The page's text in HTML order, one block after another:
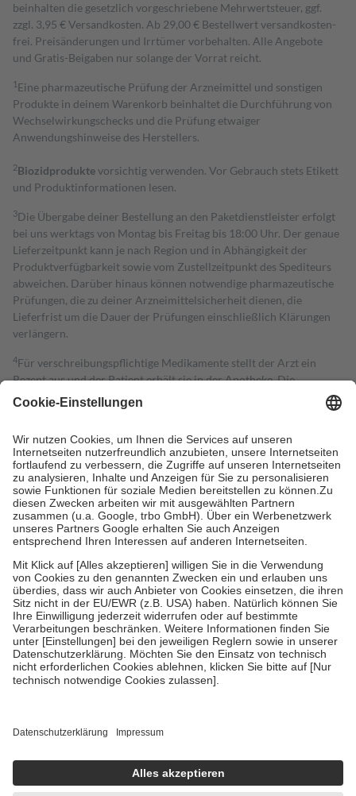
beinhalten die gesetzlich vorgeschriebene Mehrwertsteuer, ggf.
zzgl. 3,95 € Versandkosten. Ab 29,00 € Bestell­wert versand­kosten­
frei. Preisänderungen und Irrtümer vorbehalten. Alle Angebote
und Gratis-Beigaben nur solange der Vorrat reicht.
1 Eine pharmazeutische Prüfung der Arzneimittel und sonstigen
Produkte in deinem Warenkorb beinhaltet die Durchführung von
Wechselwirkungschecks und die Prüfung etwaiger
Anwendungshinweise des Herstellers.
2Biozidproduktevorsichtig verwenden. Vor Gebrauch stets Etikett
und Produktinformationen lesen.
3Die Übergabe deiner Bestellung an den Paketdienstleister erfolgt
bei uns werktags von Montag bis Freitag bis 18:00 Uhr. Der genaue
Lieferzeitpunkt kann je nach Region und in Abhängigkeit der
Produktverfügbarkeit sowie vom Zustellzeitpunkt des Spediteurs
abweichen. Darüber hinaus können notwendige pharmazeutische
Prüfungen, die zu deiner Arzneimittelsicherheit dienen, die
Lieferfrist um die Dauer der Prüfungen einschließlich Klärungen
verlängern.
4Für verschreibungspflichtige Medikamente stellt der Arzt ein
Rezept aus und der Patient erhält sie in der Apotheke. Die
gesetzliche Krankenversicherung übernimmt in der Regel die
Kosten dafür, der Versicherte trägt einen Teil davon als Zuzahlung
Grundsätzlich leisten Mitglieder Zuzahlungen in Höhe von zehn
Prozent des Abgabepreises,mindestens jedochfünf Euround
höchstens zehn Euro.Es sind jedoch nie mehr als die tatsächlichen
Kosten der Leistung zu entrichten.
Diese Regeln gelten grundsätzlich auch für Online-Apotheken.
Bei Heilmitteln und häuslicher Krankenpflege beträgt die
Zuzahlung zehn Prozent der Kosten sowie zehn Euro je
Verordnung.
Um das Engagement der Versicherten für ihre eigene Gesundheit zu
stärken und die besondere Stellung der Familie zu unterstützen,
fallenkeine Zuzahlungenan bei:
• Kindern und Jugendlichen bis zum vollendeten 18. Lebensjahr
mit Ausnahme der Fahrkosten
• Untersuchungen zur Vorsorge und Früherkennung, die von der
GKV getragen werden
Einholung von Bewertungen. Trusted Shops hat Maßnahmen
getroffen, um sicherzustellen, dass es sich um echte Bewertungen
handelt. Mehr Informationen findest du hier: